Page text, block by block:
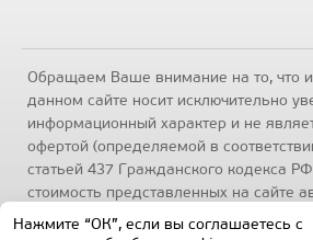
Обращаем Ваше внимание на то, что
данном сайте носит исключительно
информационный характер и не
офертой (определяемой в
статьей 437 Гражданского кодекса
стоимость представленных на сайте
уточняйте по телефонам отделов
Нажмите “ОК”, если вы соглашаетесь с